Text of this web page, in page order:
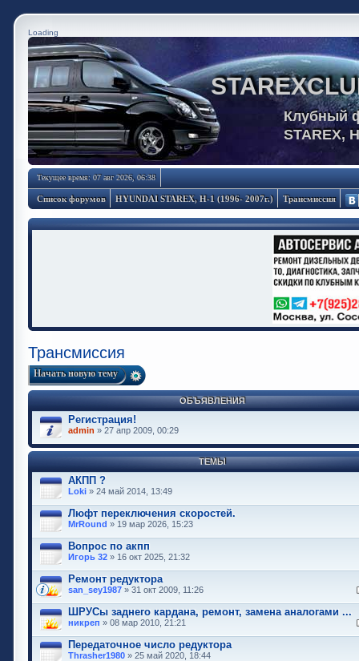
Loading
Клубный
STAREX,
Текущее время: 07 авг 2026, 06:38
Список форумов HYUNDAI STAREX, H-1 (1996- 2007г.) Трансмиссия
Трансмиссия
Начать новую тему
ОБЪЯВЛЕНИЯ
Регистрация!
admin » 27 апр 2009, 00:29
ТЕМЫ
АКПП ?
Loki » 24 май 2014, 13:49
Люфт переключения скоростей.
MrRound » 19 мар 2026, 15:23
Вопрос по акпп
Игорь 32 » 16 окт 2025, 21:32
Ремонт редуктора
san_sey1987 » 31 окт 2009, 11:26
ШРУСы заднего кардана, ремонт, замена аналогами ...
никреп » 08 мар 2010, 21:21
Передаточное число редуктора
Thrasher1980 » 25 май 2020, 18:44